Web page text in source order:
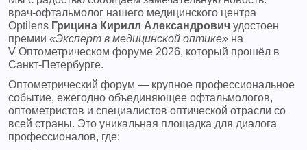
врач‑офтальмолог нашего медицинского центра
Optilens Грицина Кирилл Александрович удостоен
премии «Эксперт в медицинской оптике» на
V Оптометрическом форуме 2026, который прошёл в
Санкт‑Петербурге.
Оптометрический форум — крупное профессиональное
событие, ежегодно объединяющее офтальмологов,
оптометристов и специалистов оптической отрасли со
всей страны. Это уникальная площадка для диалога
профессионалов, где: